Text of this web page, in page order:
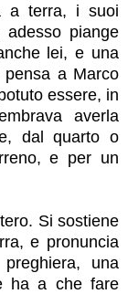
a terra, i suoi
piange
lei, e una
a Marco
essere, in
averla
dal quarto o
e per un
Si sostiene
e pronuncia
una
ha a che fare